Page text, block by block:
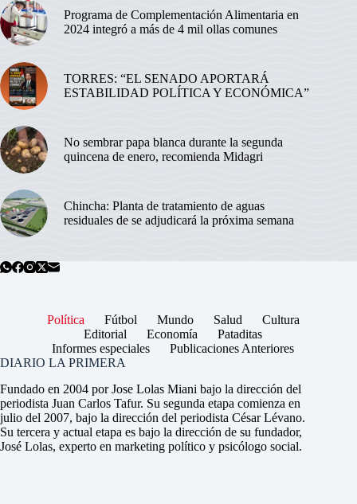
Programa de Complementación Alimentaria en
2024 integró a más de 4 mil ollas comunes
TORRES: “EL SENADO APORTARÁ
ESTABILIDAD POLÍTICA Y ECONÓMICA”
No sembrar papa blanca durante la segunda
quincena de enero, recomienda Midagri
Chincha: Planta de tratamiento de aguas
residuales de se adjudicará la próxima semana
Política Fútbol Mundo Salud
Cultura
Editorial
Economía
Pataditas
Informes especiales
Publicaciones Anteriores
DIARIO LA PRIMERA
Fundado en 2004 por Jose Lolas Miani bajo la dirección del
periodista Juan Carlos Tafur. Su segunda etapa comienza en
julio del 2007, bajo la dirección del periodista César Lévano.
Su tercera y actual etapa es bajo la dirección de su fundador,
José Lolas, experto en marketing político y psicólogo social.